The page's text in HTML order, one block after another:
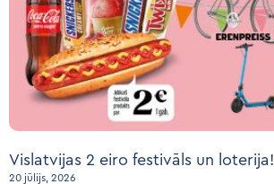
Vislatvijas 2 eiro festivāls un loterija!
20 jūlijs, 2026